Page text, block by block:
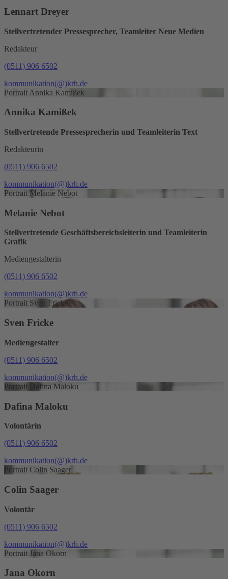
Lennart Dreyer
Stellvertretender Pressesprecher, Teamleiter Neue Medien
Redakteur
(0511) 906 6502
kommunikation(@)krh.de
Portrait Annika Kamißek
Annika Kamißek
Stellvertretende Pressesprecherin und Teamleiterin Text
Redakteurin
(0511) 906 6502
kommunikation(@)krh.de
Portrait Melanie Nebot
Melanie Nebot
Stellvertretende Geschäftsbereichsleiterin und Teamleiterin
Grafik
Mediengestalterin
(0511) 906 6502
kommunikation(@)krh.de
Portrait Sven Fricke
Sven Fricke
Mediengestalter
(0511) 906 6502
kommunikation(@)krh.de
Portrait Dafina Maloku
Dafina Maloku
Volontärin
(0511) 906 6502
kommunikation(@)krh.de
Portrait Colin Saager
Colin Saager
Volontär
(0511) 906 6502
kommunikation(@)krh.de
Portrait Jana Okorn
Jana Okorn